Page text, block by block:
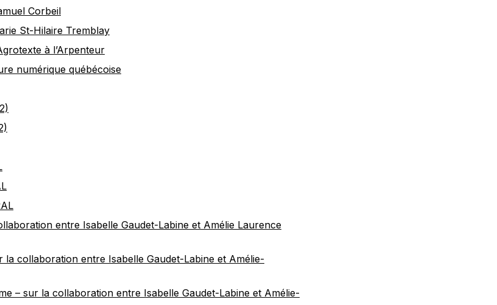
Corbeil
St-Hilaire Tremblay
à l’Arpenteur
numérique québécoise
entre Isabelle Gaudet-Labine et Amélie Laurence
la collaboration entre Isabelle Gaudet-Labine et Amélie-
– sur la collaboration entre Isabelle Gaudet-Labine et Amélie-